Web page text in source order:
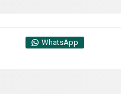
WhatsApp